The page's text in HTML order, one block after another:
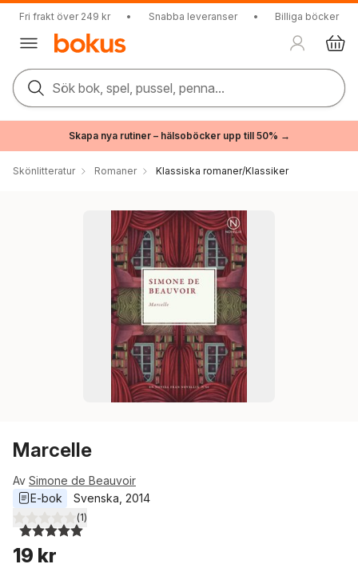
Fri frakt över 249 kr • Snabba leveranser • Billiga böcker
Sök bok, spel, pussel, penna...
Skapa nya rutiner – hälsoböcker upp till 50% →
Skönlitteratur Romaner Klassiska romaner/Klassiker
Marcelle
Av Simone de Beauvoir
E-bok
Svenska 2014
5,0utav 5 stjärnor. Totalt antal röster:
(1)
19 kr